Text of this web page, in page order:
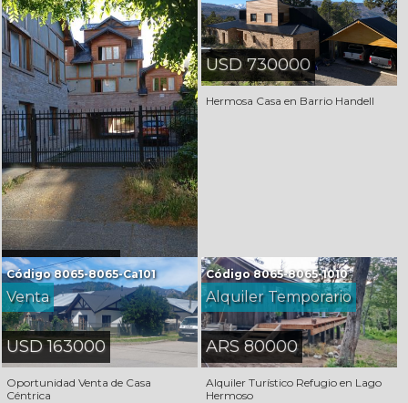
ARS 1400000
Departamento Céntrico en Alquiler
Permanente
USD 730000
Hermosa Casa en Barrio Handell
Código8065-8065-Ca101
Venta
USD 163000
Oportunidad Venta de Casa
Céntrica
Código8065-8065-1010
Alquiler Temporario
ARS 80000
Alquiler Turístico Refugio en Lago
Hermoso